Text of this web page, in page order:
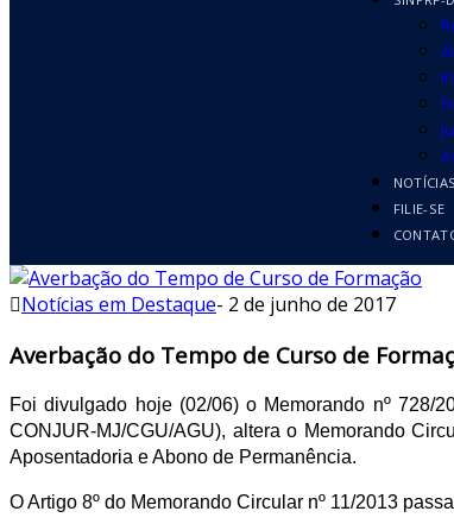
NOTÍCIAS
FILIE-SE
Notícias em Destaque- 2 de junho de 2017
Averbação do Tempo de Curso de
Foi divulgado hoje (02/06) o Memorando nº 728/
CONJUR-MJ/CGU/AGU), altera o Memorando
Aposentadoria e Abono de Permanência.
O Artigo 8º do Memorando Circular nº 11/2013